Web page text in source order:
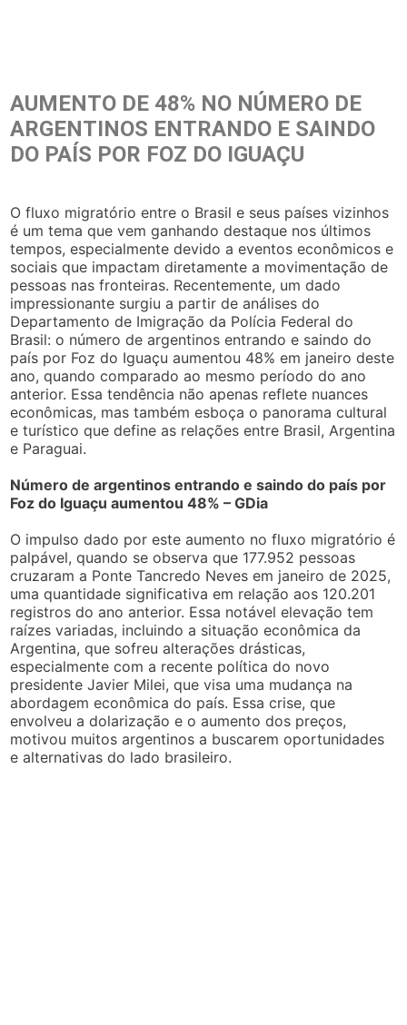
AUMENTO DE 48% NO NÚMERO DE
ARGENTINOS ENTRANDO E SAINDO
DO PAÍS POR FOZ DO IGUAÇU
O fluxo migratório entre o Brasil e seus países vizinhos
é um tema que vem ganhando destaque nos últimos
tempos, especialmente devido a eventos econômicos e
sociais que impactam diretamente a movimentação de
pessoas nas fronteiras. Recentemente, um dado
impressionante surgiu a partir de análises do
Departamento de Imigração da Polícia Federal do
Brasil: o número de argentinos entrando e saindo do
país por Foz do Iguaçu aumentou 48% em janeiro deste
ano, quando comparado ao mesmo período do ano
anterior. Essa tendência não apenas reflete nuances
econômicas, mas também esboça o panorama cultural
e turístico que define as relações entre Brasil, Argentina
e Paraguai.
Número de argentinos entrando e saindo do país por
Foz do Iguaçu aumentou 48% – GDia
O impulso dado por este aumento no fluxo migratório é
palpável, quando se observa que 177.952 pessoas
cruzaram a Ponte Tancredo Neves em janeiro de 2025,
uma quantidade significativa em relação aos 120.201
registros do ano anterior. Essa notável elevação tem
raízes variadas, incluindo a situação econômica da
Argentina, que sofreu alterações drásticas,
especialmente com a recente política do novo
presidente Javier Milei, que visa uma mudança na
abordagem econômica do país. Essa crise, que
envolveu a dolarização e o aumento dos preços,
motivou muitos argentinos a buscarem oportunidades
e alternativas do lado brasileiro.